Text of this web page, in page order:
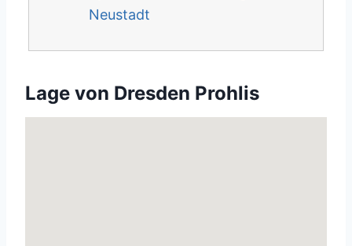
Neustadt
Lage von Dresden Prohlis